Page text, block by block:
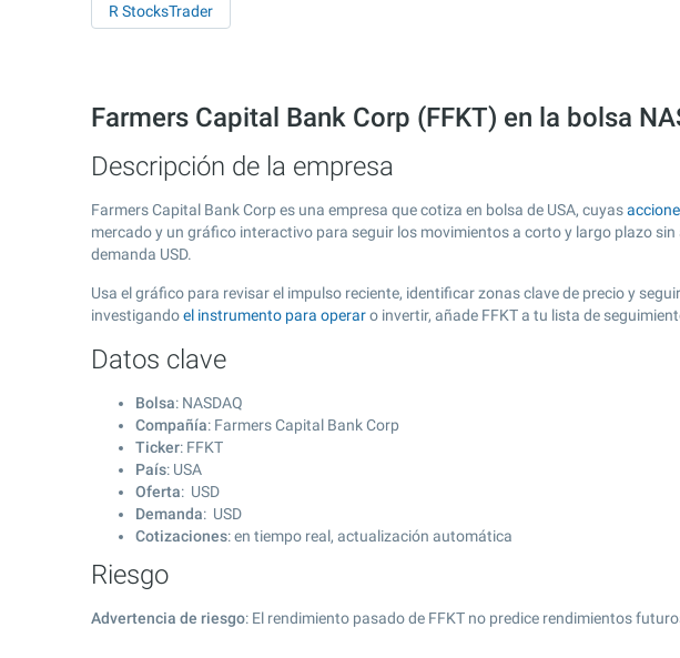
R StocksTrader
Farmers Capital Bank Corp (FFKT) en la bolsa
Descripción de la empresa
Farmers Capital Bank Corp es una empresa que cotiza en bolsa de USA, cuyas
mercado y un gráfico interactivo para seguir los movimientos a corto y largo plazo
demanda USD.
Usa el gráfico para revisar el impulso reciente, identificar zonas clave de precio y
investigandoel instrumento para operaro invertir, añade FFKT a tu lista de
Datos clave
Bolsa: NASDAQ
Compañía: Farmers Capital Bank Corp
Ticker: FFKT
País: USA
Oferta: USD
Demanda: USD
Cotizaciones: en tiempo real, actualización automática
Riesgo
Advertencia de riesgo: El rendimiento pasado de FFKT no predice rendimientos